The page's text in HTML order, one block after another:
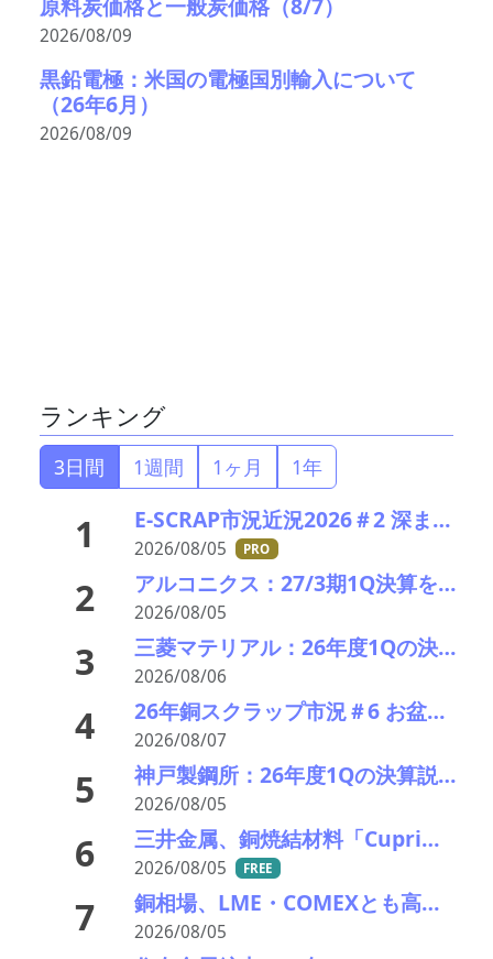
原料炭価格と一般炭価格（8/7）
2026/08/09
黒鉛電極：米国の電極国別輸入について
（26年6月）
2026/08/09
ランキング
3日間 1週間 1ヶ月 1年
1 E-SCRAP市況近況2026＃2 深まりゆくそれぞれの秋景色!?――ＪＸ金属、三菱マテリアルのいま
2026/08/05 PRO
2 アルコニクス：27/3期1Q決算を発表。業績見通し、配当を修正
2026/08/05
3 三菱マテリアル：26年度1Qの決算説明会を開催。業績見通しを大幅上方修正
2026/08/06
4 26年銅スクラップ市況＃6 お盆休暇前の異例の上げ相場――一気に40円上げ
2026/08/07
5 神戸製鋼所：26年度1Qの決算説明会を開催。売上高のみ上方修正だが・・・
2026/08/05
6 三井金属、銅焼結材料「Cuprima」が初の量産採用決定
2026/08/05 FREE
7 銅相場、LME・COMEXとも高値更新 米国向け流入と中国の供給逼迫が相場押し上げ
2026/08/05